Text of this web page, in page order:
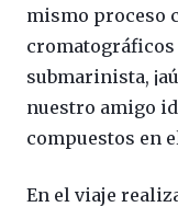
mismo proceso
submarinista,
nuestro amigo
compuestos en
En el viaje